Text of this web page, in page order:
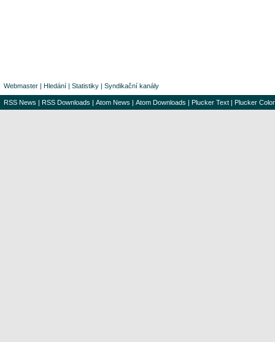
Webmaster | Hledání | Statistiky | Syndikační kanály
RSS News | RSS Downloads | Atom News | Atom Downloads | Plucker Text | Plucker Color